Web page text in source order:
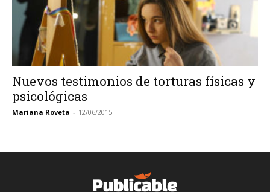
Nuevos testimonios de torturas físicas y
psicológicas
Mariana Roveta - 12/06/2015